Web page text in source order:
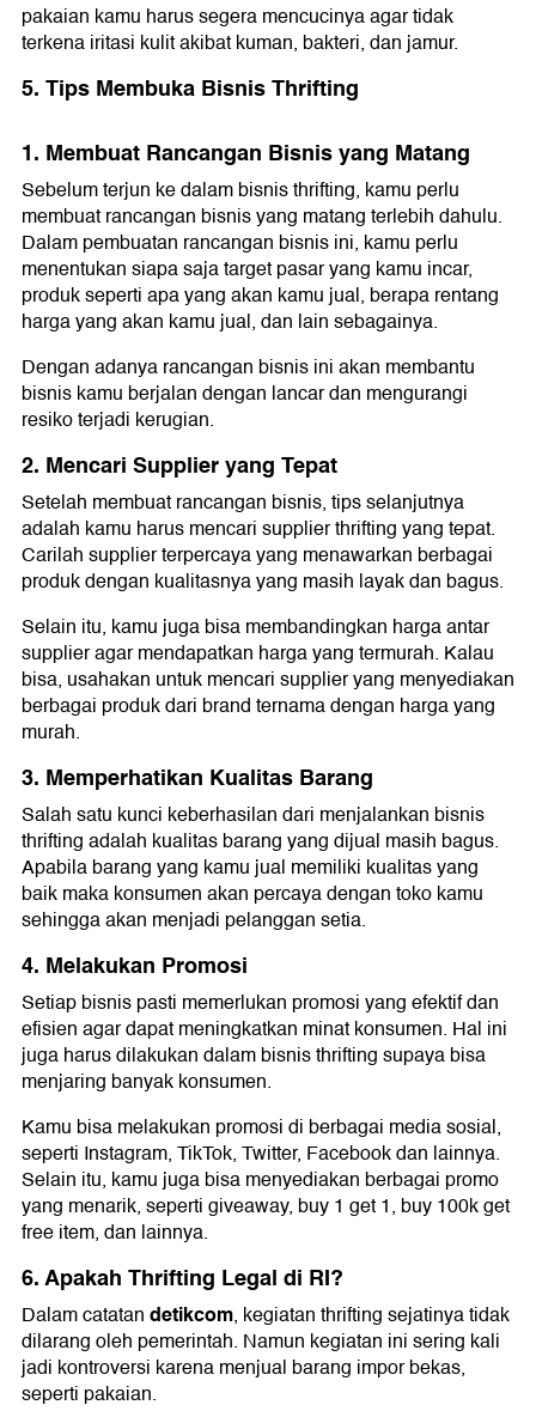
pakaian kamu harus segera mencucinya agar tidak
terkena iritasi kulit akibat kuman, bakteri, dan jamur.
5. Tips Membuka Bisnis Thrifting
1. Membuat Rancangan Bisnis yang Matang
Sebelum terjun ke dalam bisnis thrifting, kamu perlu
membuat rancangan bisnis yang matang terlebih dahulu.
Dalam pembuatan rancangan bisnis ini, kamu perlu
menentukan siapa saja target pasar yang kamu incar,
produk seperti apa yang akan kamu jual, berapa rentang
harga yang akan kamu jual, dan lain sebagainya.
Dengan adanya rancangan bisnis ini akan membantu
bisnis kamu berjalan dengan lancar dan mengurangi
resiko terjadi kerugian.
2. Mencari Supplier yang Tepat
Setelah membuat rancangan bisnis, tips selanjutnya
adalah kamu harus mencari supplier thrifting yang tepat.
Carilah supplier terpercaya yang menawarkan berbagai
produk dengan kualitasnya yang masih layak dan bagus.
Selain itu, kamu juga bisa membandingkan harga antar
supplier agar mendapatkan harga yang termurah. Kalau
bisa, usahakan untuk mencari supplier yang menyediakan
berbagai produk dari brand ternama dengan harga yang
murah.
3. Memperhatikan Kualitas Barang
Salah satu kunci keberhasilan dari menjalankan bisnis
thrifting adalah kualitas barang yang dijual masih bagus.
Apabila barang yang kamu jual memiliki kualitas yang
baik maka konsumen akan percaya dengan toko kamu
sehingga akan menjadi pelanggan setia.
4. Melakukan Promosi
Setiap bisnis pasti memerlukan promosi yang efektif dan
efisien agar dapat meningkatkan minat konsumen. Hal ini
juga harus dilakukan dalam bisnis thrifting supaya bisa
menjaring banyak konsumen.
Kamu bisa melakukan promosi di berbagai media sosial,
seperti Instagram, TikTok, Twitter, Facebook dan lainnya.
Selain itu, kamu juga bisa menyediakan berbagai promo
yang menarik, seperti giveaway, buy 1 get 1, buy 100k get
free item, dan lainnya.
6. Apakah Thrifting Legal di RI?
Dalam catatandetikcom, kegiatan thrifting sejatinya tidak
dilarang oleh pemerintah. Namun kegiatan ini sering kali
jadi kontroversi karena menjual barang impor bekas,
seperti pakaian.